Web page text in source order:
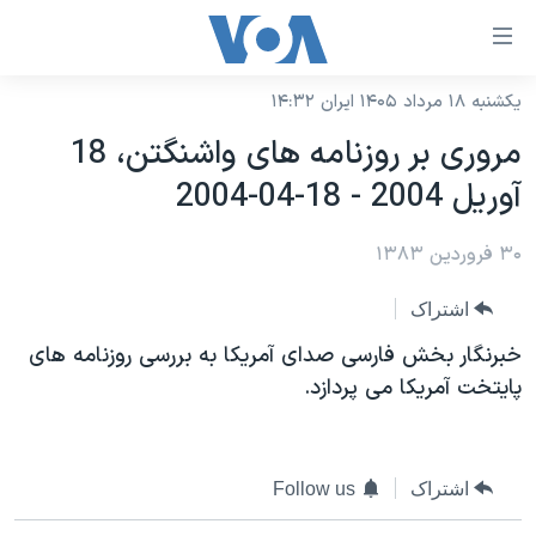
لینکهای
دسترسی
جهش
به
محتوای
اصلی
صفحه
اصلی
جهش
نسخه سبک وب‌سایت
موضوع ها
ایران
آمریکا
جهان
ورزشی
ویدیوها
برنامه های تلویزیونی
جدول برنامه ها
صفحه‌های ویژه
جام جهانی ۲۰۲۶
بایگانی برنامه‌های تلویزیونی
فرکانس‌های صدای آمریکا
یادگیری زبان انگلیسی
یکشنبه ۱۸ مرداد ۱۴۰۵ ایران ۱۴:۳۲
مروری بر روزنامه های واشنگتن، 18
آوريل ‏2004‏ - 2004-04-18
۳۰ فروردین ۱۳۸۳
اشتراک
خبرنگار بخش فارسی صدای آمريکا به بررسی روزنامه های
پايتخت آمريکا می پردازد.
اشتراک Follow us